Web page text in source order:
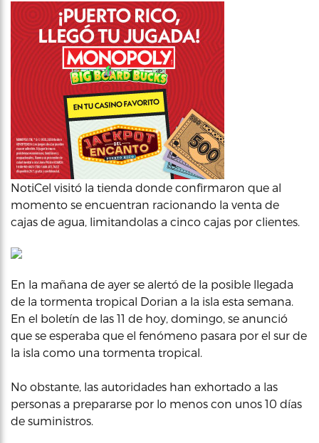
NotiCel visitó la tienda donde confirmaron que al
momento se encuentran racionando la venta de
cajas de agua, limitandolas a cinco cajas por clientes.
En la mañana de ayer se alertó de la posible llegada
de la tormenta tropical Dorian a la isla esta semana.
En el boletín de las 11 de hoy, domingo, se anunció
que se esperaba que el fenómeno pasara por el sur de
la isla como una tormenta tropical.
No obstante, las autoridades han exhortado a las
personas a prepararse por lo menos con unos 10 días
de suministros.